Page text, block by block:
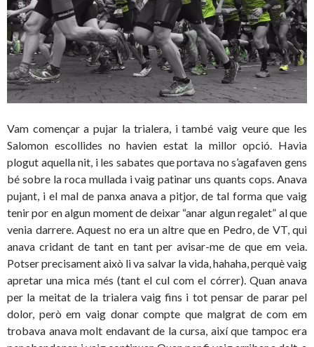
Vam començar a pujar la trialera, i també vaig veure que les
Salomon escollides no havien estat la millor opció. Havia
plogut aquella nit, i les sabates que portava no s’agafaven gens
bé sobre la roca mullada i vaig patinar uns quants cops. Anava
pujant, i el mal de panxa anava a pitjor, de tal forma que vaig
tenir por en algun moment de deixar “anar algun regalet” al que
venia darrere. Aquest no era un altre que en Pedro, de VT, qui
anava cridant de tant en tant per avisar-me de que em veia.
Potser precisament això li va salvar la vida, hahaha, perquè vaig
apretar una mica més (tant el cul com el córrer). Quan anava
per la meitat de la trialera vaig fins i tot pensar de parar pel
dolor, però em vaig donar compte que malgrat de com em
trobava anava molt endavant de la cursa, així que tampoc era